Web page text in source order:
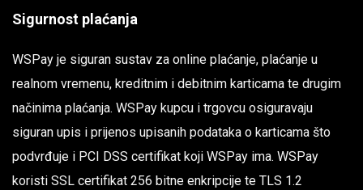
Sigurnost plaćanja
WSPay je siguran sustav za online plaćanje, plaćanje u
realnom vremenu, kreditnim i debitnim karticama te drugim
načinima plaćanja. WSPay kupcu i trgovcu osiguravaju
siguran upis i prijenos upisanih podataka o karticama što
podvrđuje i PCI DSS certifikat koji WSPay ima. WSPay
koristi SSL certifikat 256 bitne enkripcije te TLS 1.2